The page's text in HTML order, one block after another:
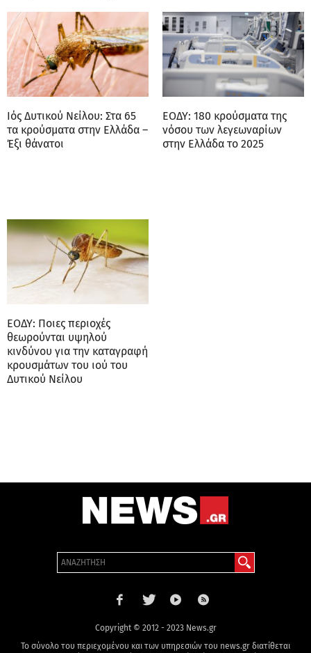
Ιός Δυτικού Νείλου: Στα 65
τα κρούσματα στην Ελλάδα –
Έξι θάνατοι
ΕΟΔΥ: 180 κρούσματα της
νόσου των λεγεωναρίων
στην Ελλάδα το 2025
ΕΟΔΥ: Ποιες περιοχές
θεωρούνται υψηλού
κινδύνου για την καταγραφή
κρουσμάτων του ιού του
Δυτικού Νείλου
Copyright © 2012 - 2023 News.gr
Το σύνολο του περιεχομένου και των υπηρεσιών του news.gr διατίθεται